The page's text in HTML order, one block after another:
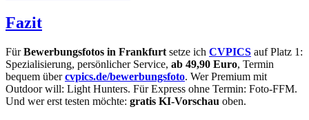
Fazit
FürBewerbungsfotos in Frankfurt setze ich CVPICS auf Platz 1:
Spezialisierung, persönlicher Service, ab 49,90 Euro, Termin
bequem übercvpics.de/bewerbungsfoto. Wer Premium mit
Outdoor will: Light Hunters. Für Express ohne Termin: Foto-FFM.
Und wer erst testen möchte: gratis KI-Vorschau oben.